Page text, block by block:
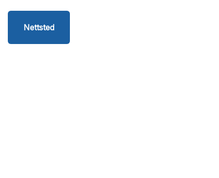
Nettsted